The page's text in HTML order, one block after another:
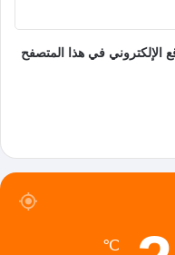
الإلكتروني في هذا المتصفح
℃